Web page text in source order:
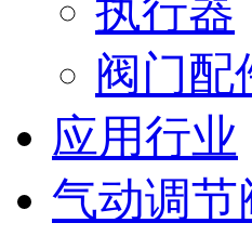
执行器
阀门配
应用行业
气动调节